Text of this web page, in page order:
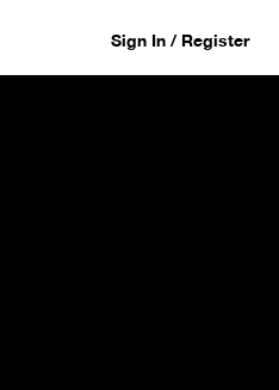
Sign In / Register